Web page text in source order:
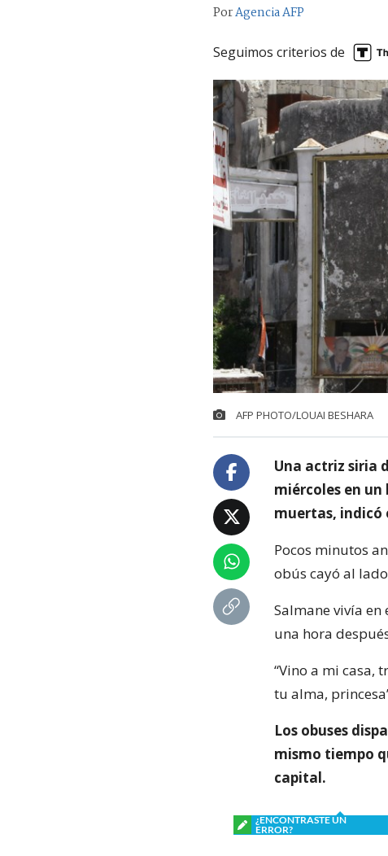
PorAgencia AFP
Seguimos criterios de
AFP PHOTO/LOUAI BESHARA
Una actriz siria
miércoles en
muertas, indicó
Pocos minutos
obús cayó al
Salmane vivía
una hora
“Vino a mi casa,
tu alma,
Los obuses
mismo tiempo
capital.
¿ENCONTRASTE UN
ERROR?